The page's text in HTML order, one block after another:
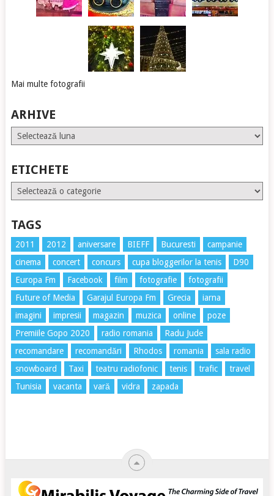
Mai multe fotografii
ARHIVE
Arhive
ETICHETE
Etichete
TAGS
2011 2012 aniversare BIEFF Bucuresti
campanie
cinema
concert concurs cupa bloggerilor la tenis
D90
Europa Fm
Facebook film fotografie
fotografii
Future of Media
Garajul Europa Fm Grecia
iarna
imagini
impresii magazin muzica online
poze
Premiile Gopo 2020
radio romania
Radu Jude
recomandare
recomandări Rhodos romania
sala radio
snowboard
Taxi teatru radiofonic tenis trafic
travel
Tunisia
vacanta vară vidra zapada